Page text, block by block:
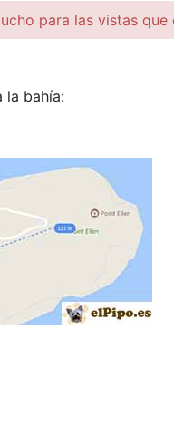
para las vistas que
la bahía: